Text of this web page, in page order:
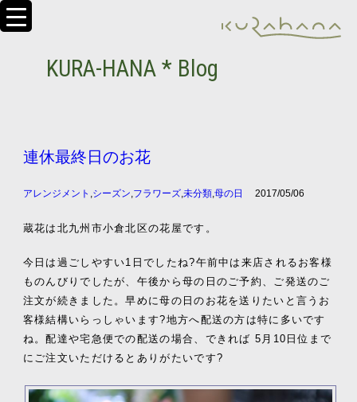
KURA-HANA * Blog
連休最終日のお花
アレンジメント ,シーズン,フラワーズ,未分類,母の日 2017/05/06
蔵花は北九州市小倉北区の花屋です。
今日は過ごしやすい1日でしたね?午前中は来店されるお客様
ものんびりでしたが、午後から母の日のご予約、ご発送のご
注文が続きました。早めに母の日のお花を送りたいと言うお
客様結構いらっしゃいます?地方へ配送の方は特に多いです
ね。配達や宅急便での配送の場合、できれば 5月10日位まで
にご注文いただけるとありがたいです?